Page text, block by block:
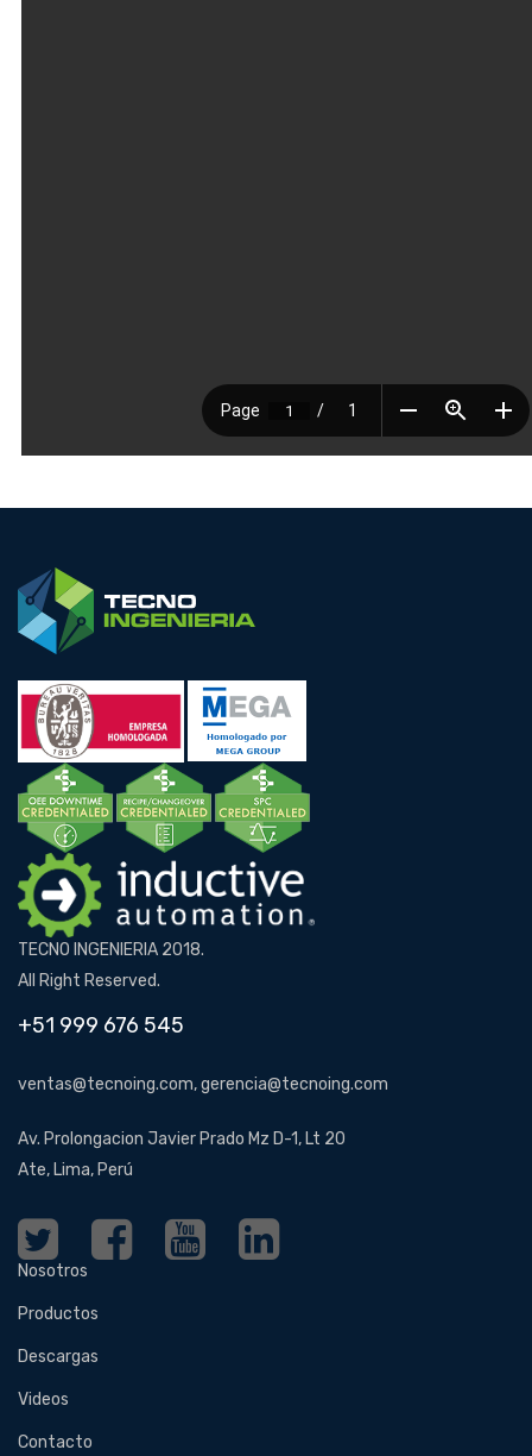
TECNO INGENIERIA 2018.
All Right Reserved.
+51 999 676 545
ventas@tecnoing.com, gerencia@tecnoing.com
Av. Prolongacion Javier Prado Mz D-1, Lt 20
Ate, Lima, Perú
Nosotros
Productos
Descargas
Videos
Contacto